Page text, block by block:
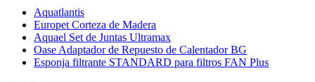
Aquatlantis
Europet Corteza de Madera
Aquael Set de Juntas Ultramax
Oase Adaptador de Repuesto de Calentador BG
Esponja filtrante STANDARD para filtros FAN Plus